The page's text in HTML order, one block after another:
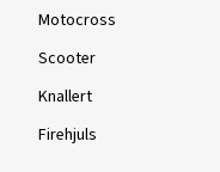
Motocross
Scooter
Knallert
Firehjuls